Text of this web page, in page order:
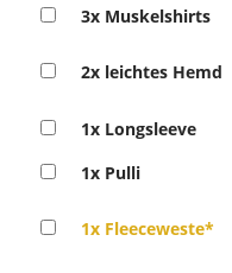
3x Muskelshirts
2x leichtes Hemd
1x Longsleeve
1x Pulli
1x Fleeceweste*